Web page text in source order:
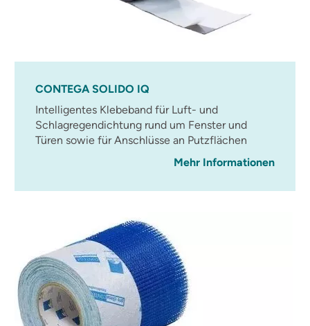
CONTEGA SOLIDO IQ
Intelligentes Klebeband für Luft- und
Schlagregendichtung rund um Fenster und
Türen sowie für Anschlüsse an Putzflächen
Mehr Informationen